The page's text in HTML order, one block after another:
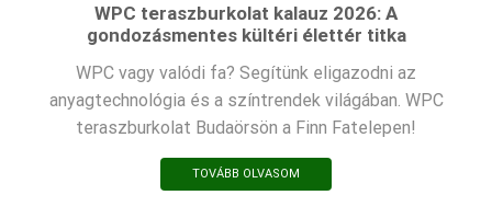
WPC teraszburkolat kalauz 2026: A
gondozásmentes kültéri élettér titka
WPC vagy valódi fa? Segítünk eligazodni az
anyagtechnológia és a színtrendek világában. WPC
teraszburkolat Budaörsön a Finn Fatelepen!
TOVÁBB OLVASOM